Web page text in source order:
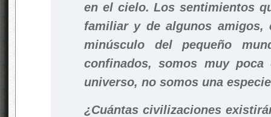
en el cielo. Los sentimientos
familiar y de algunos
minúsculo del pequeño
confinados, somos muy
universo, no somos una
¿Cuántas civilizaciones